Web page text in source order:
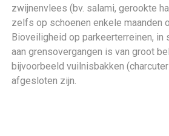
zwijnenvlees (bv. salami, gerookte
zelfs op schoenen enkele maanden
Bioveiligheid op parkeerterreinen,
aan grensovergangen is van groot
bijvoorbeeld vuilnisbakken
afgesloten zijn.